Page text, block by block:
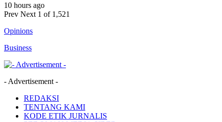
10 hours ago
Prev Next 1 of 1,521
Opinions
Business
- Advertisement -
REDAKSI
TENTANG KAMI
KODE ETIK JURNALIS